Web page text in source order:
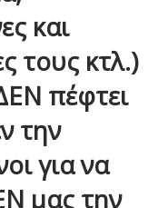
και
τους κτλ.)
πέφτει
την
για να
μας την